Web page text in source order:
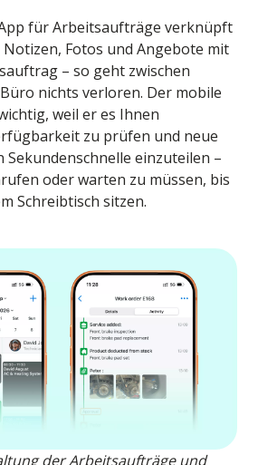
für Arbeitsaufträge verknüpft
Fotos und Angebote mit
– so geht zwischen
nichts verloren. Der mobile
weil er es Ihnen
zu prüfen und neue
einzuteilen –
oder warten zu müssen, bis
Schreibtisch sitzen.
der Arbeitsaufträge und